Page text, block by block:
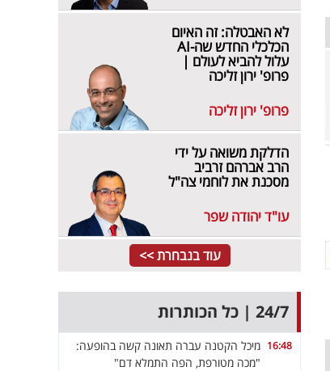
לא האבטלה: זה האיום
הכלכלי החדש שה-AI
עלול להביא לעולם |
פרופ' ירון זליכה
פרופ' ירון זליכה
הדלקת משואה על ידי
הרב אברהם זרביב
מסכנת את לוחמי צה"ל
עו"ד יהודה שפר
עוד בנבחרת >>
24/7 | כל הכותרות
16:48 מיכל הקטנה עברה תאונה קשה בהופעה:
"מכה מטורפת, הפה התמלא דם"